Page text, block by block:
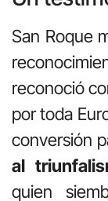
San Roque
reconoció
por toda
conversión
al
quien